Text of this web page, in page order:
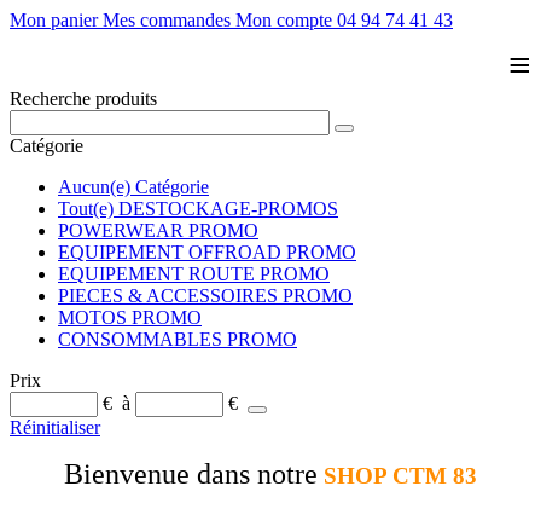
Mon panier Mes commandes Mon compte 04 94 74 41 43
≡
Recherche produits
Catégorie
Aucun(e) Catégorie
Tout(e) DESTOCKAGE-PROMOS
POWERWEAR PROMO
EQUIPEMENT OFFROAD PROMO
EQUIPEMENT ROUTE PROMO
PIECES & ACCESSOIRES PROMO
MOTOS PROMO
CONSOMMABLES PROMO
Prix
€ à
€
Réinitialiser
Bienvenue dans notre SHOP CTM 83